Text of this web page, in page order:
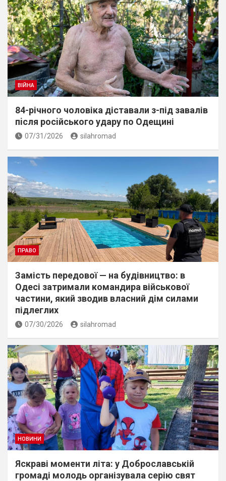
ВІЙНА
84-річного чоловіка діставали з-під завалів
пiсля росiйського удару по Одещині
07/31/2026 silahromad
ПРАВО
Замість передової — на будівництво: в
Одесі затримали командира військової
частини, який зводив власний дім силами
підлеглих
07/30/2026 silahromad
НОВИНИ
Яскраві моменти літа: у Доброславській
громаді молодь організувала серію свят